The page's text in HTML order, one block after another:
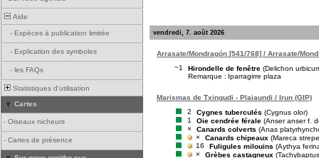
Aide
- Espèces à publication limitée
- Explication des symboles
- les FAQs
Statistiques d'utilisation
Cartes
- Oiseaux nicheurs
- Cartes de présence
vendredi, 7. août 2026
Arrasate/Mondragón [541/768] / Arrasate/
~1
Hirondelle de fenêtre (Delichon
Remarque : Iparragirre plaza
Marismas de Txingudi - Plaiaundi / Irun (GIP)
2
Cygnes tuberculés (Cygnus olor)
1
Oie cendrée férale (Anser anser f.
×
Canards colverts (Anas
×
Canards chipeaux (Mareca
16
Fuligules milouins (Aythya
×
Grèbes castagneux